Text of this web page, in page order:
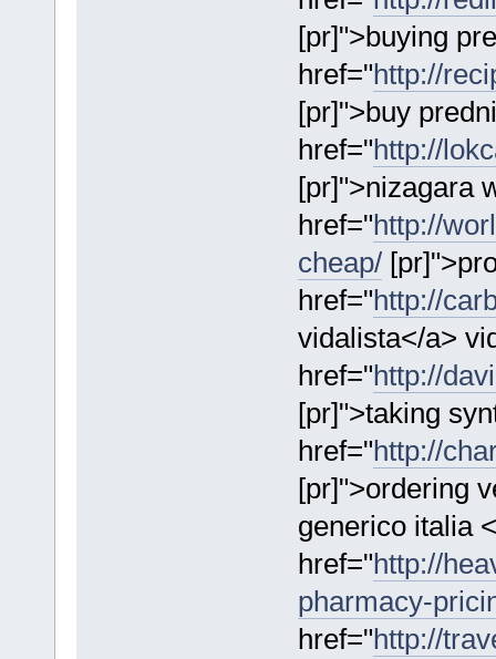
[pr]">buying
href="http://
[pr]">buy
href="http://
[pr]">nizagara
href="http://
cheap/
href="http://
vidalista</a>
href="http://
[pr]">taking
href="http://
[pr]">ordering
generico italia
href="http://
pharmacy-
href="http://